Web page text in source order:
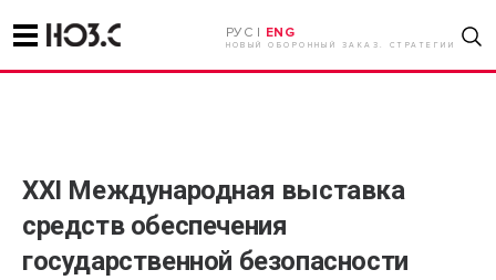
РУС | ENG
НОВЫЙ ОБОРОННЫЙ ЗАКАЗ. СТРАТЕГИИ
XXI Международная выставка
средств обеспечения
государственной безопасности